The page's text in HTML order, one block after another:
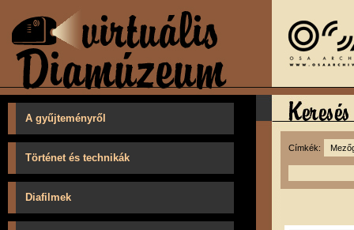
A gyűjteményről
Történet és technikák
Diafilmek
Címkék: